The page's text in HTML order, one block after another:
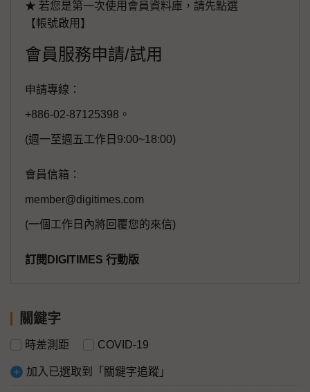
★ 若您是第一次使用會員資料庫，請先點選
【帳號啟用】
會員服務申請/試用
申請專線：
+886-02-87125398。
(週一至週五工作日9:00~18:00)
會員信箱：
member@digitimes.com
(一個工作日內將回覆您的來信)
訂閱DIGITIMES 行動版
關鍵字
時差測距 COVID-19
加入已選取到「關鍵字追蹤」